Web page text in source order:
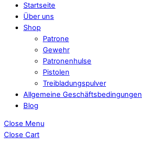
Startseite
Über uns
Shop
Patrone
Gewehr
Patronenhulse
Pistolen
Treibladungspulver
Allgemeine Geschäftsbedingungen
Blog
Close Menu
Close Cart